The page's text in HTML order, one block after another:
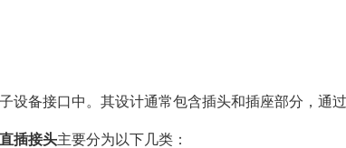
备接口中。其设计通常包含插头和插座部分，通
插接头主要分为以下几类：